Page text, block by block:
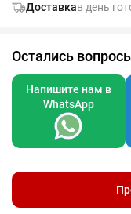
Доставкав день
Остались
Напишите нам в
WhatsApp